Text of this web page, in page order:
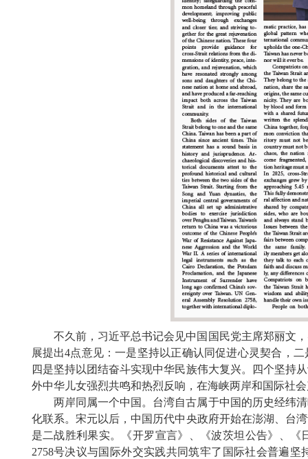
不久前，习近平总书记会见中国国民党主席郑丽文
展提出4点意见：一是坚持以正确认同促进心灵契合，
四是坚持以团结奋斗实现中华民族伟大复兴。四个坚持
外中华儿女强烈共鸣和热烈反响，在海峡两岸和国际社
两岸同属一个中国。 台湾自古属于中国的历史经纬
化联系。宋元以后，中国历代中央政府开始在澎湖、台
是二战胜利果实。《开罗宣言》、《波茨坦公告》、
2758号决议与国际外交实践共同筑牢了国际社会普遍